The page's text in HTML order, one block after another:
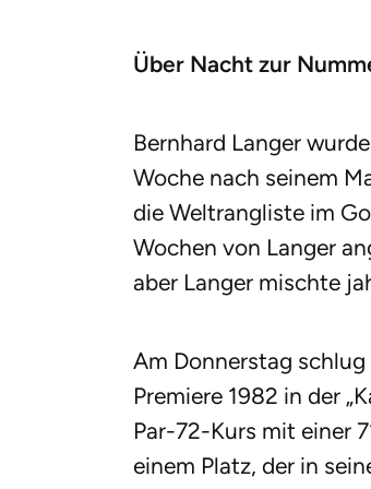
Über Nacht zur
Bernhard Langer
Woche nach seinem
die Weltrangliste im
Wochen von Langer
aber Langer mischte
Am Donnerstag
Premiere 1982 in der
Par-72-Kurs mit einer
einem Platz, der in